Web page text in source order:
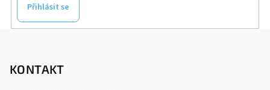
Přihlásit se
KONTAKT